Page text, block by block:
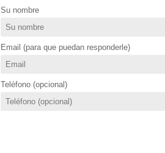
Su nombre
Email (para que puedan responderle)
Teléfono (opcional)